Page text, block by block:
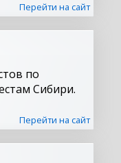
Перейти на сайт
по
Сибири.
Перейти на сайт